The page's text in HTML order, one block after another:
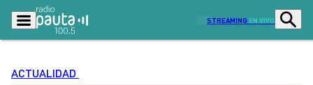
STREAMING EN VIVO
ACTUALIDAD